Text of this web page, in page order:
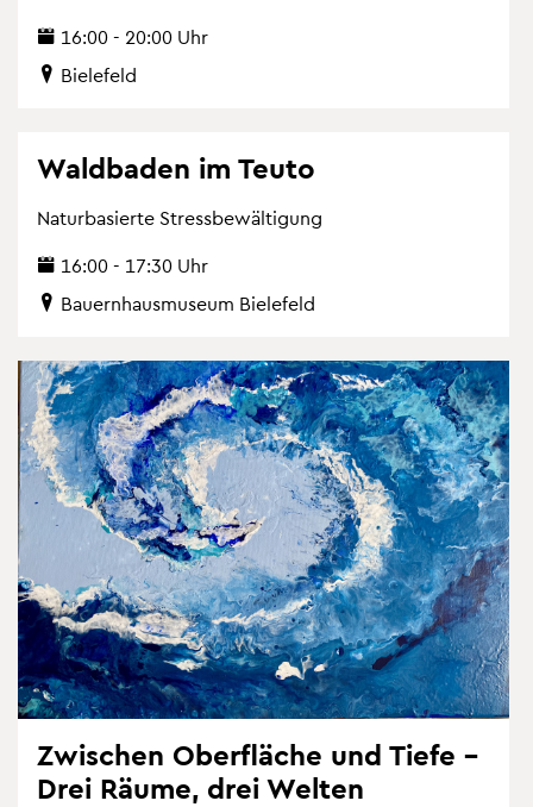
16:00 - 20:00 Uhr
Bie­le­feld
Wald­ba­den im Teuto
Na­tur­ba­sier­te Stress­be­wäl­ti­gung
16:00 - 17:30 Uhr
Bau­ern­haus­mu­se­um Bie­le­feld
Zwi­schen Ober­flä­che und Tiefe –
Drei Räume, drei Wel­ten